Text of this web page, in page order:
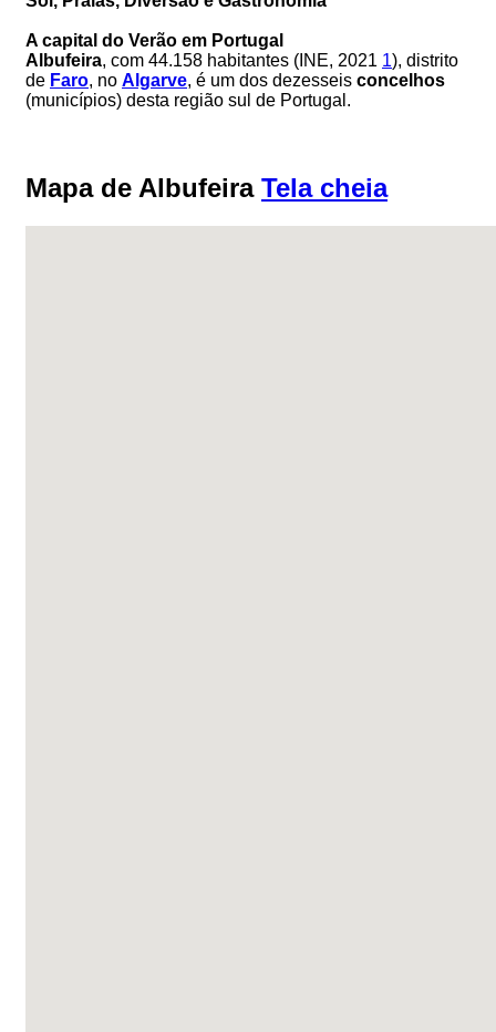
A capital do Verão em Portugal
Albufeira, com 44.158 habitantes (INE, 2021 1), distrito
de Faro, no Algarve, é um dos dezesseis concelhos
(municípios) desta região sul de Portugal.
Mapa de Albufeira Tela cheia